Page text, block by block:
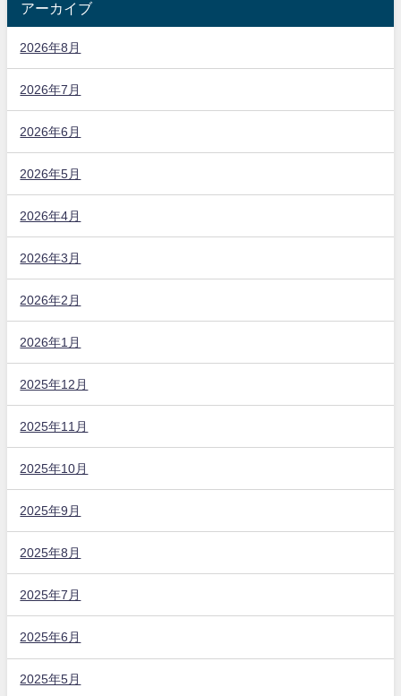
アーカイブ
2026年8月
2026年7月
2026年6月
2026年5月
2026年4月
2026年3月
2026年2月
2026年1月
2025年12月
2025年11月
2025年10月
2025年9月
2025年8月
2025年7月
2025年6月
2025年5月